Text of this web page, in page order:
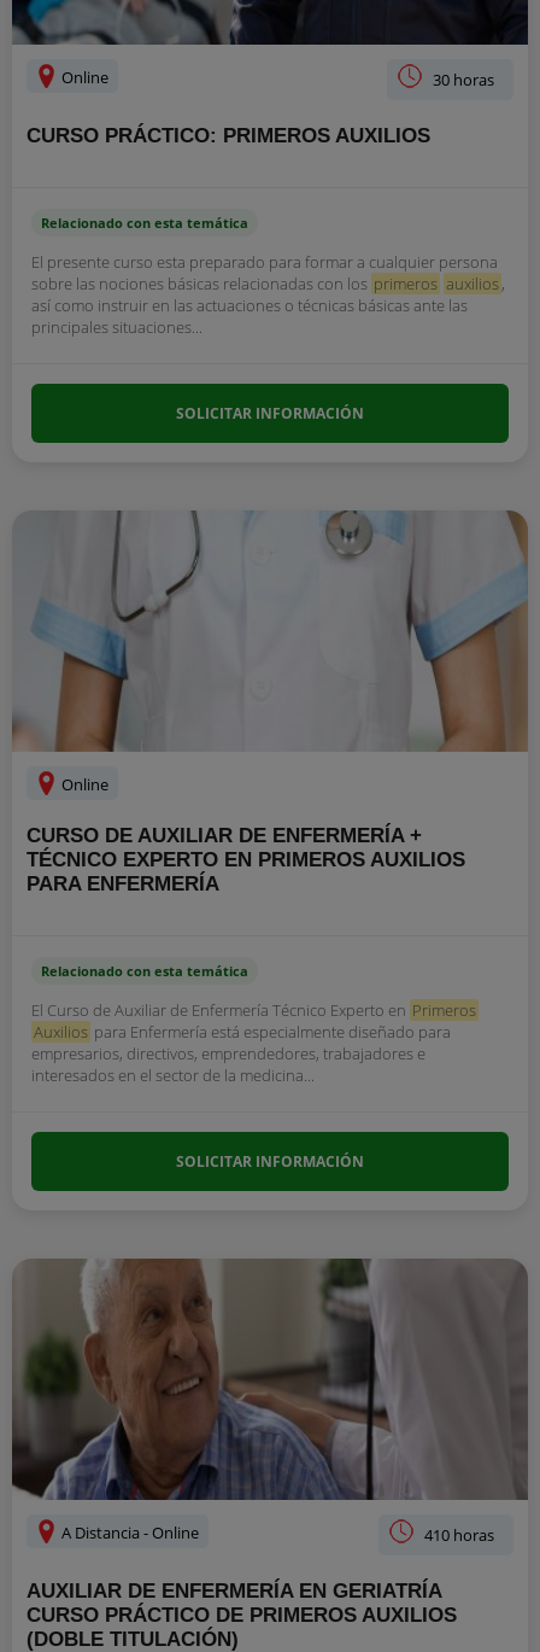
Online 30 horas
CURSO PRÁCTICO: PRIMEROS AUXILIOS
Relacionado con esta temática
El presente curso esta preparado para formar a cualquier persona
sobre las nociones básicas relacionadas con los primeros auxilios,
así como instruir en las actuaciones o técnicas básicas ante las
principales situaciones...
SOLICITAR INFORMACIÓN
Online
CURSO DE AUXILIAR DE ENFERMERÍA +
TÉCNICO EXPERTO EN PRIMEROS AUXILIOS
PARA ENFERMERÍA
Relacionado con esta temática
El Curso de Auxiliar de Enfermería Técnico Experto en Primeros
Auxilios para Enfermería está especialmente diseñado para
empresarios, directivos, emprendedores, trabajadores e
interesados en el sector de la medicina...
SOLICITAR INFORMACIÓN
A Distancia - Online 410 horas
AUXILIAR DE ENFERMERÍA EN GERIATRÍA
CURSO PRÁCTICO DE PRIMEROS AUXILIOS
(DOBLE TITULACIÓN)